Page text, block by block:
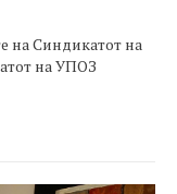
на Синдикатот на
на УПОЗ